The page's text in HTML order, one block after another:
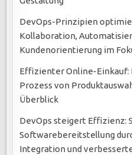
DevOps-Prinzipien
Kollaboration,
Kundenorientierung im
Effizienter Online-
Prozess von
Überblick
DevOps steigert Effizienz:
Softwarebereitstellung
Integration und